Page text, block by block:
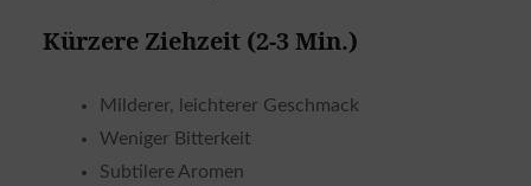
Kürzere Ziehzeit (2-3 Min.)
Milderer, leichterer Geschmack
Weniger Bitterkeit
Subtilere Aromen